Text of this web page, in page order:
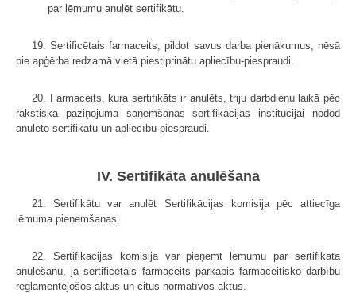
par lēmumu anulēt sertifikātu.
19. Sertificētais farmaceits, pildot savus darba pienākumus, nēsā
pie apģērba redzamā vietā piestiprinātu apliecību-piespraudi.
20. Farmaceits, kura sertifikāts ir anulēts, triju darbdienu laikā pēc
rakstiskā paziņojuma saņemšanas sertifikācijas institūcijai nodod
anulēto sertifikātu un apliecību-piespraudi.
IV. Sertifikāta anulēšana
21. Sertifikātu var anulēt Sertifikācijas komisija pēc attiecīga
lēmuma pieņemšanas.
22. Sertifikācijas komisija var pieņemt lēmumu par sertifikāta
anulēšanu, ja sertificētais farmaceits pārkāpis farmaceitisko darbību
reglamentējošos aktus un citus normatīvos aktus.